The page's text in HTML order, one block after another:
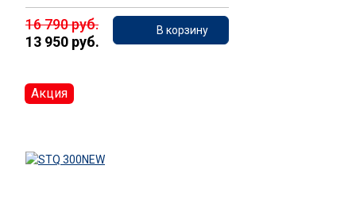
16 790 руб.
13 950 руб.
В корзину
Акция